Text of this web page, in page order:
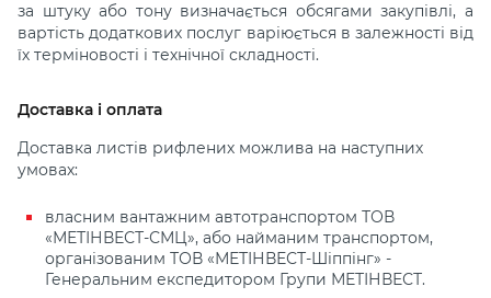
за штуку або тону визначається обсягами закупівлі, а
вартість додаткових послуг варіюється в залежності від
їх терміновості і технічної складності.
Доставка і оплата
Доставка листів рифлених можлива на наступних
умовах:
власним вантажним автотранспортом ТОВ
«МЕТІНВЕСТ-СМЦ», або найманим транспортом,
організованим ТОВ «МЕТІНВЕСТ-Шіппінг» -
Генеральним експедитором Групи МЕТІНВЕСТ.